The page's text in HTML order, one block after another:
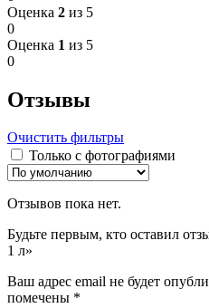
Оценка 2 из 5
0
Оценка 1 из 5
0
Отзывы
Очистить фильтры
Только с фотографиями
Отзывов пока нет.
Будьте первым, кто оставил
1 л»
Ваш адрес email не будет
помечены *